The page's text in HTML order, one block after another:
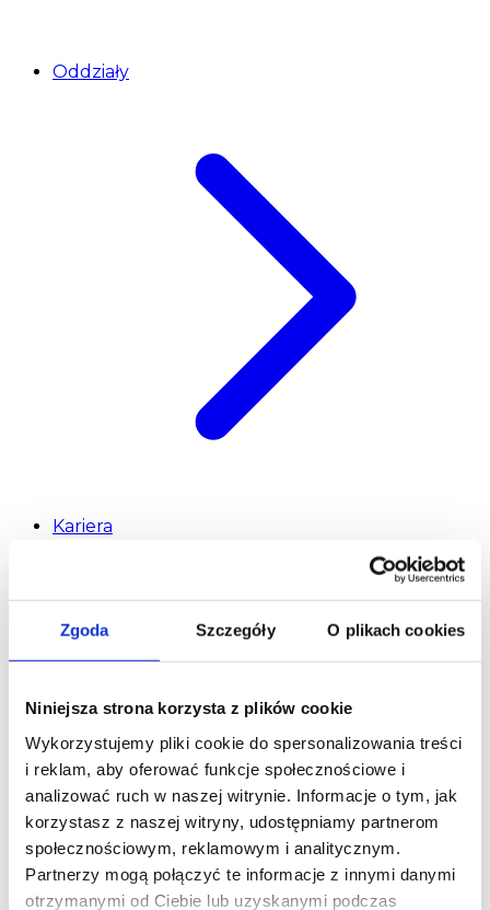
Zgoda Szczegóły O plikach cookies
Niniejsza strona korzysta z plików cookie
Wykorzystujemy pliki cookie do spersonalizowania treści
i reklam, aby oferować funkcje społecznościowe i
analizować ruch w naszej witrynie. Informacje o tym, jak
korzystasz z naszej witryny, udostępniamy partnerom
społecznościowym, reklamowym i analitycznym.
Partnerzy mogą połączyć te informacje z innymi danymi
otrzymanymi od Ciebie lub uzyskanymi podczas
Oddziały
Kariera